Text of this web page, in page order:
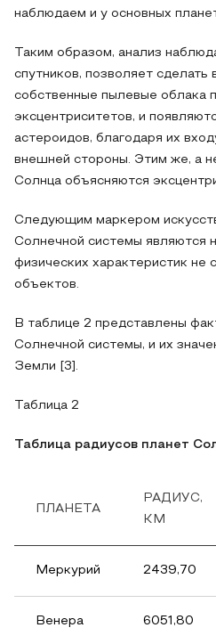
наблюдаем и у основных
Таким образом, анализ
спутников, позволяет сделать
собственные пылевые облака
эксцентриситетов, и
астероидов, благодаря их
внешней стороны. Этим же, а
Солнца объясняются
Следующим маркером
Солнечной системы являются
физических характеристик не
объектов.
В таблице 2 представлены
Солнечной системы, и их
Земли [3].
Таблица 2
Таблица радиусов планет
ПЛАНЕТА
РАДИУС,
КМ
Меркурий 2439,70
Венера 6051,80